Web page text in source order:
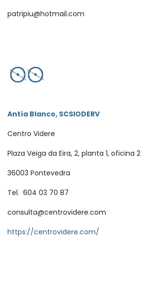
patripiu@hotmail.com
Antía Blanco, SCSIODERV
Centro Videre
Plaza Veiga da Eira, 2, planta 1, oficina 2
36003 Pontevedra
Tel. 604 03 70 87
consulta@centrovidere.com
https://centrovidere.com/